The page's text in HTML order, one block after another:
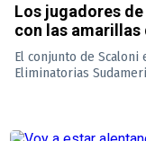
Los jugadores
con las amarillas
El conjunto de
Eliminatorias